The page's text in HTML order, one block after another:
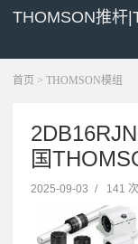
THOMSON推杆
首页 > THOMSON模组
国
2025-09-03 / 141